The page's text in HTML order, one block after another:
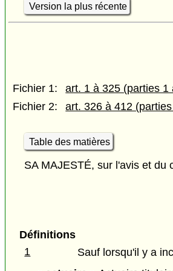
Version la plus récente
Fichier 1:
art. 1 à 325 (parties 1
Fichier 2:
art. 326 à 412
Table des matières
SA MAJESTÉ, sur l'avis et du
Définitions
1
Sauf lorsqu'il y a